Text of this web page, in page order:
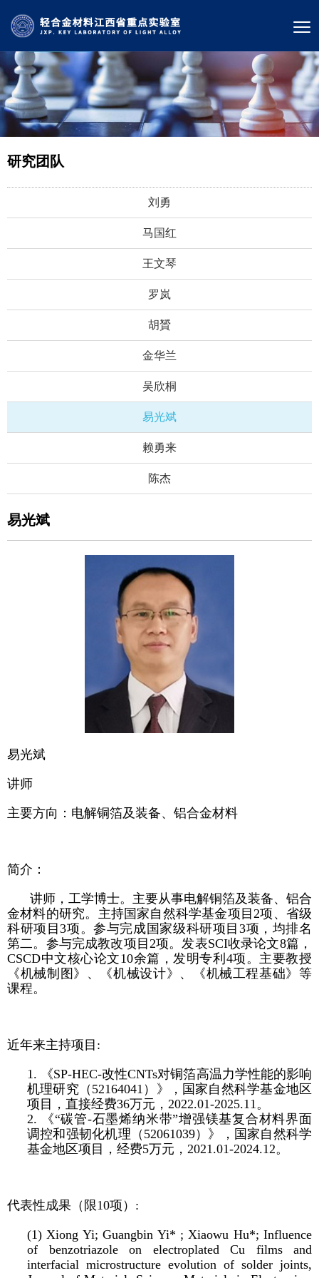
研究团队
刘勇
马国红
王文琴
罗岚
胡贇
金华兰
吴欣桐
易光斌
赖勇来
陈杰
易光斌
易光斌
讲师
主要方向：电解铜箔及装备、铝合金材料
简介：
讲师，工学博士。主要从事电解铜箔及装备、铝合
金材料的研究。主持国家自然科学基金项目2项、省级
科研项目3项。参与完成国家级科研项目3项，均排名
第二。参与完成教改项目2项。发表SCI收录论文8篇，
CSCD中文核心论文10余篇，发明专利4项。主要教授
《机械制图》、《机械设计》、《机械工程基础》等
课程。
近年来主持项目:
1. 《SP-HEC-改性CNTs对铜箔高温力学性能的影响
机理研究（52164041）》，国家自然科学基金地区
项目，直接经费36万元，2022.01-2025.11。
2. 《“碳管-石墨烯纳米带”增强镁基复合材料界面
调控和强韧化机理（52061039）》，国家自然科学
基金地区项目，经费5万元，2021.01-2024.12。
代表性成果（限10项）:
(1) Xiong Yi; Guangbin Yi* ; Xiaowu Hu*; Influence
of benzotriazole on electroplated Cu films and
interfacial microstructure evolution of solder joints,